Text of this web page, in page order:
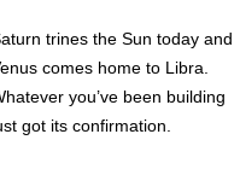
trines the Sun today and
comes home to Libra.
you’ve been building
got its confirmation.